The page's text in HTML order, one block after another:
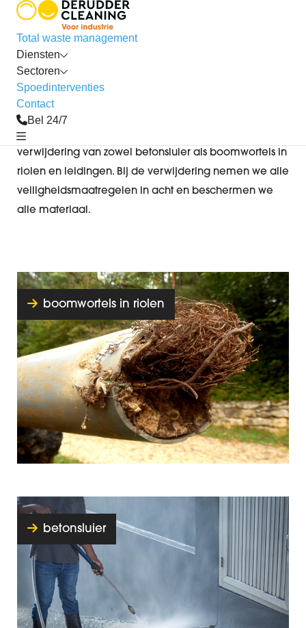
Total waste management
Diensten
Sectoren
Spoedinterventies
Contact
Bel 24/7
industrie
Industriële verwijdering
Boomwortels in riolen
Derudder Cleaning staat in voor de professionele
verwijdering van zowel betonsluier als boomwortels in
riolen en leidingen. Bij de verwijdering nemen we alle
veiligheidsmaatregelen in acht en beschermen we
alle materiaal.
boomwortels in riolen
betonsluier